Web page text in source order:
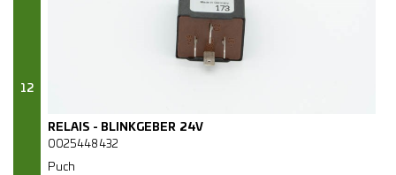
12
RELAIS - BLINKGEBER 24V
0025448432
Puch